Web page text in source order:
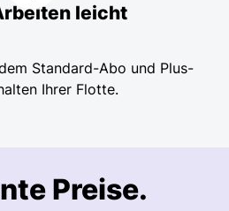
leicht
Standard-Abo und Plus-
Ihrer Flotte.
Preise.